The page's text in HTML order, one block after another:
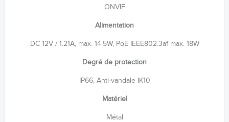
ONVIF
Alimentation
DC 12V / 1.21A, max. 14.5W, PoE IEEE802.3af max. 18W
Degré de protection
IP66, Anti-vandale IK10
Matériel
Métal